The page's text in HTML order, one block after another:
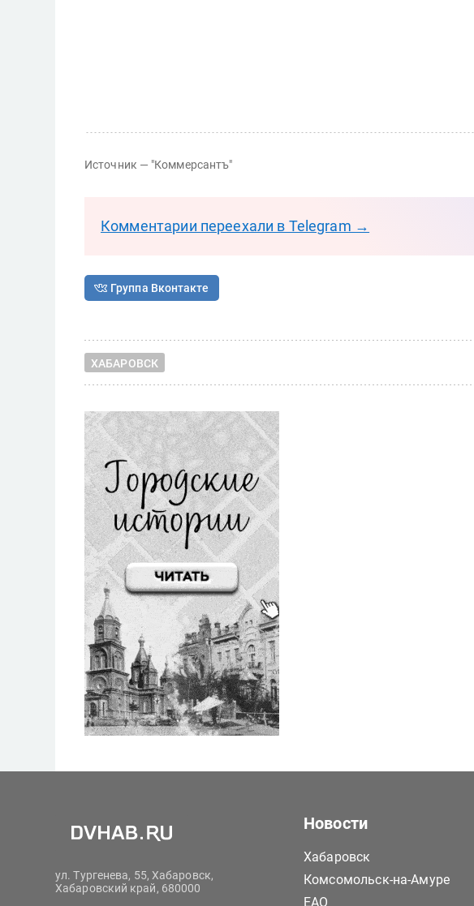
Источник — "Коммерсантъ"
Комментарии переехали в Telegram →
Группа Вконтакте
ХАБАРОВСК
ул. Тургенева, 55, Хабаровск,
Хабаровский край, 680000
Новости
Хабаровск
Комсомольск-на-Амуре
ЕАО